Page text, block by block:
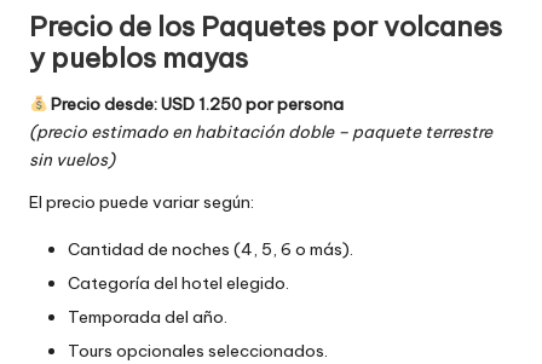
Precio de los Paquetes por volcanes
y pueblos mayas
Precio desde: USD 1.250 por persona
(precio estimado en habitación doble – paquete terrestre
sin vuelos)
El precio puede variar según:
Cantidad de noches (4, 5, 6 o más).
Categoría del hotel elegido.
Temporada del año.
Tours opcionales seleccionados.